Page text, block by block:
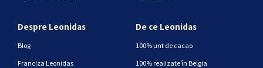
Despre Leonidas
Blog
Franciza Leonidas
De ce Leonidas
100% unt de cacao
100% realizate în Belgia